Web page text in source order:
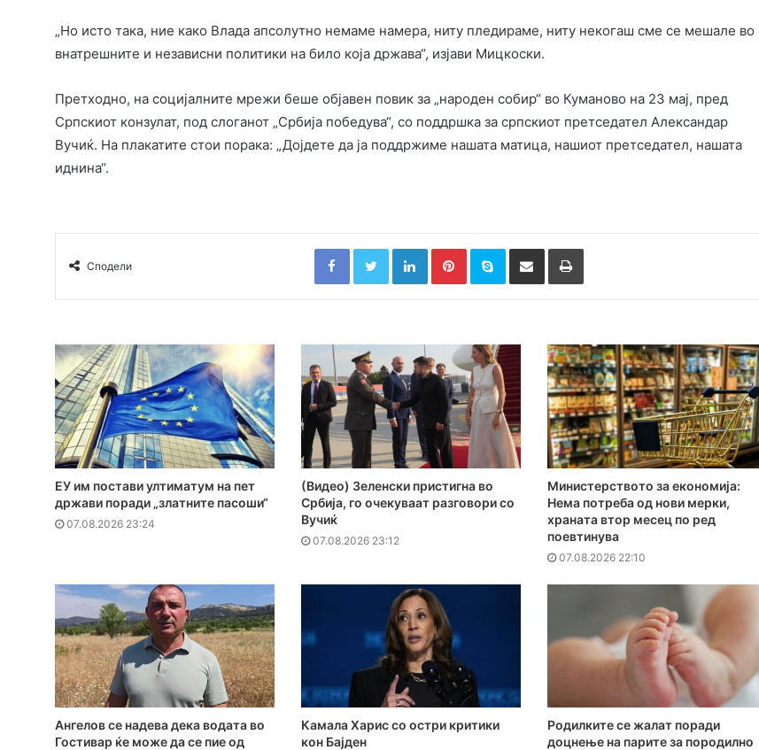
„Но исто така, ние како Влада апсолутно немаме намера, ниту пледираме, ниту некогаш сме се мешале во
внатрешните и независни политики на било која држава“, изјави Мицкоски.
Претходно, на социјалните мрежи беше објавен повик за „народен собир“ во Куманово на 23 мај, пред
Српскиот конзулат, под слоганот „Србија победува“, со поддршка за српскиот претседател Александар
Вучиќ. На плакатите стои порака: „Дојдете да ја поддржиме нашата матица, нашиот претседател, нашата
иднина“.
Сподели
FacebookTwitterLinkedInPinterestSkype Сподели преку Е-маил Испринтај
ЕУ им постави ултиматум на пет
држави поради „златните пасоши“
07.08.2026 23:24
(Видео) Зеленски пристигна во
Србија, го очекуваат разговори со
Вучиќ
07.08.2026 23:12
Министерството за економија:
Нема потреба од нови мерки,
храната втор месец по ред
поевтинува
07.08.2026 22:10
Ангелов се надева дека водата во
Гостивар ќе може да се пие од
Камала Харис со остри критики
кон Бајден
Родилките се жалат поради
доцнење на парите за породилно